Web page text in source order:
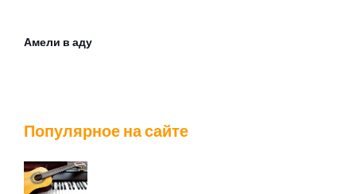
Амели в аду
Популярное на сайте